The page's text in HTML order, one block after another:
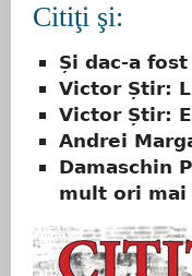
Citiţi şi:
Și dac-a
Victor Știr:
Victor Știr:
Andrei
Damaschin
mult ori mai